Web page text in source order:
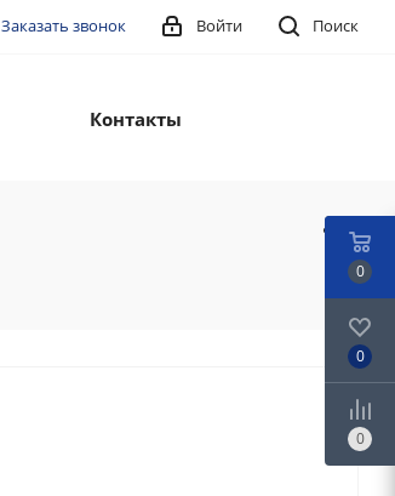
Поиск
Войти
Заказать звонок
Контакты
0
0
0